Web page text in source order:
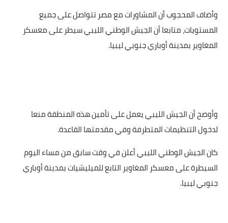
وأضاف المحجوب أن المشاورات مع مصر تتواصل على جميع
المستويات، متابعا أن الجيش الوطني الليبي سيطر على معسكر
المغاوير بمدينة أوباري جنوبي ليبيا.
وأوضح أن الجيش الليبي يعمل على تأمين هذه المنطقة منعا
لدخول التنظيمات المتطرفة وفي مقدمتها القاعدة.
كان الجيش الوطني الليبي أعلن في وقت سابق من مساء اليوم
السيطرة على معسكر المغاوير التابع للميليشيات بمدينة أوباري
جنوبي ليبيا.